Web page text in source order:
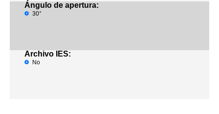
Ángulo de apertura:
30°
Archivo IES:
No